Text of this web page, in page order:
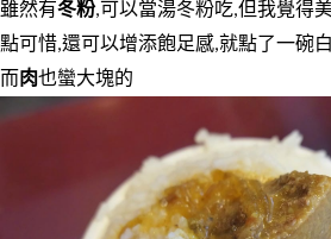
雖然有冬粉,可以當湯冬粉吃,但我覺得
點可惜,還可以增添飽足感,就點了一碗
而 肉也蠻大塊的